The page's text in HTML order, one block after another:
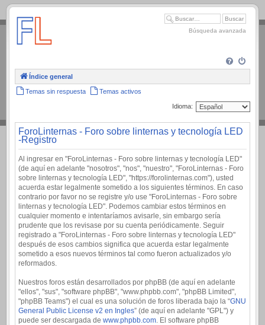
.
Búsqueda avanzada
Índice general
Temas sin respuesta Temas activos
Idioma:
ForoLinternas - Foro sobre linternas y tecnología LED
-Registro
Al ingresar en "ForoLinternas - Foro sobre linternas y tecnología LED"
(de aquí en adelante "nosotros", "nos", "nuestro", "ForoLinternas - Foro
sobre linternas y tecnología LED", "https://forolinternas.com"), usted
acuerda estar legalmente sometido a los siguientes términos. En caso
contrario por favor no se registre y/o use "ForoLinternas - Foro sobre
linternas y tecnología LED". Podemos cambiar estos términos en
cualquier momento e intentaríamos avisarle, sin embargo sería
prudente que los revisase por su cuenta periódicamente. Seguir
registrado a "ForoLinternas - Foro sobre linternas y tecnología LED"
después de esos cambios significa que acuerda estar legalmente
sometido a esos nuevos términos tal como fueron actualizados y/o
reformados.
Nuestros foros están desarrollados por phpBB (de aquí en adelante
"ellos", "sus", "software phpBB", "www.phpbb.com", "phpBB Limited",
"phpBB Teams") el cual es una solución de foros liberada bajo la “GNU
General Public License v2 en Ingles” (de aquí en adelante "GPL") y
puede ser descargada de www.phpbb.com . El software phpBB